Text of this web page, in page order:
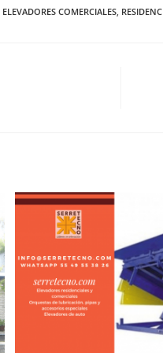
ELEVADORES COMERCIALES,